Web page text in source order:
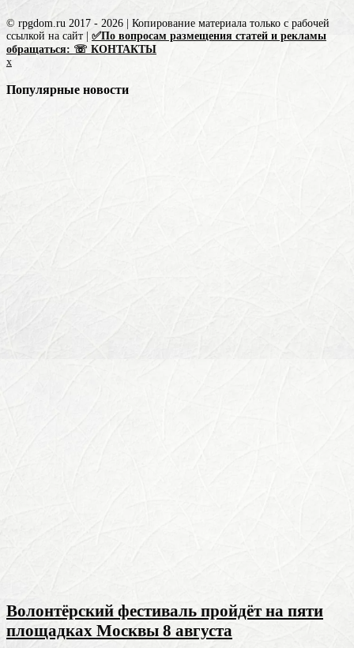
© rpgdom.ru 2017 - 2026 | Копирование материала только с рабочей
ссылкой на сайт | ✅По вопросам размещения статей и рекламы
обращаться: ☏ КОНТАКТЫ
x
Популярные новости
Волонтёрский фестиваль пройдёт на пяти
площадках Москвы 8 августа